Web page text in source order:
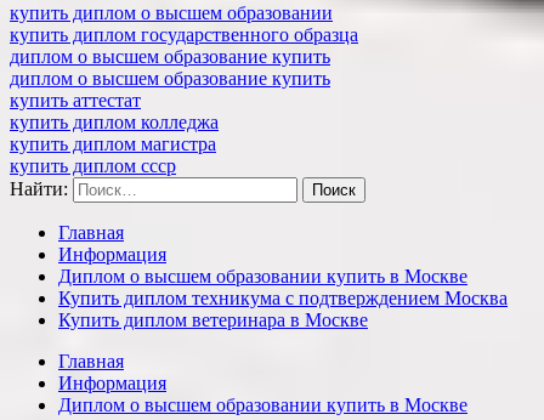
купить диплом о высшем образовании
купить диплом государственного образца
диплом о высшем образование купить
диплом о высшем образование купить
купить аттестат
купить диплом колледжа
купить диплом магистра
купить диплом ссср
Найти:
Главная
Информация
Диплом о высшем образовании купить в Москве
Купить диплом техникума с подтверждением Москва
Купить диплом ветеринара в Москве
Главная
Информация
Диплом о высшем образовании купить в Москве